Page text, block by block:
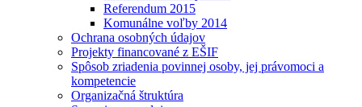
Referendum 2015
Komunálne voľby 2014
Ochrana osobných údajov
Projekty financované z EŠIF
Spôsob zriadenia povinnej osoby, jej právomoci a
kompetencie
Organizačná štruktúra